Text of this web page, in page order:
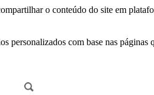
o conteúdo do site em
personalizados com base nas